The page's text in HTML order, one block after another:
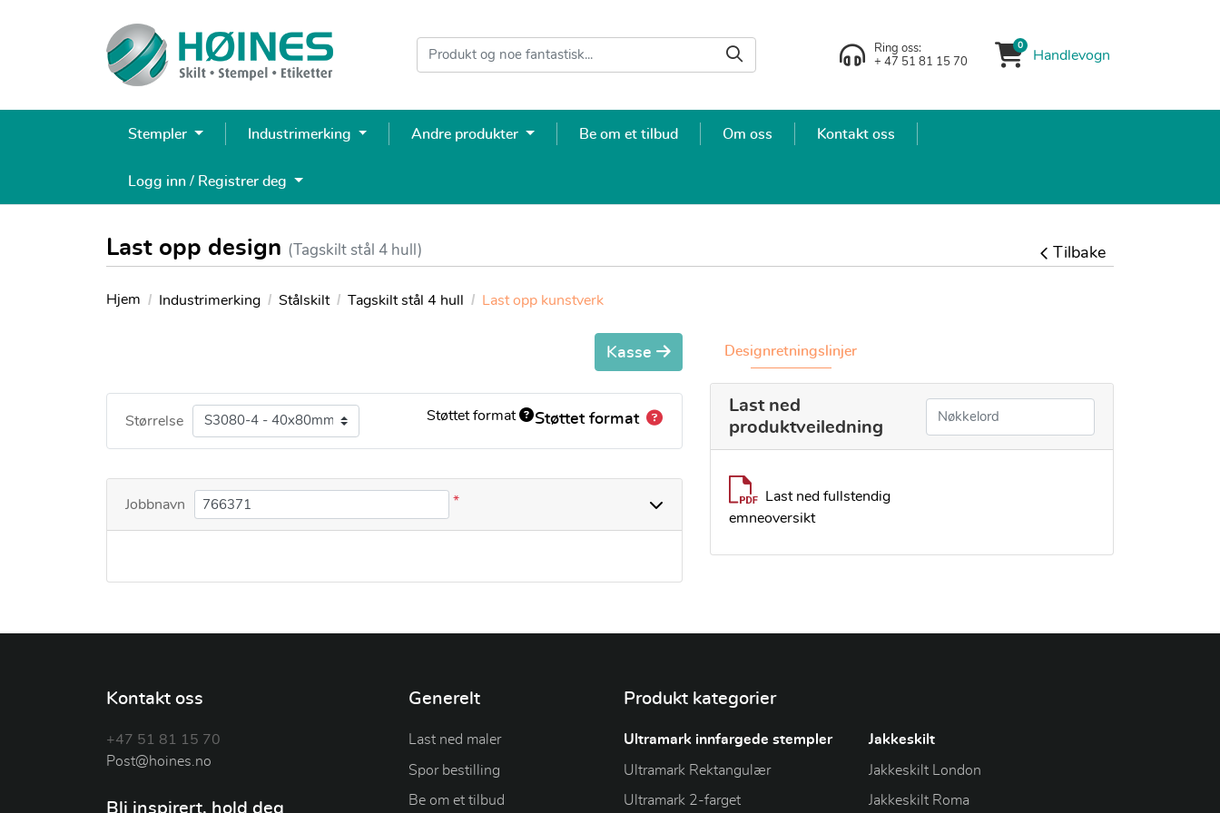
Ring oss:
+ 47 51 81 15 70
HandlevognHandlevogn
0
Stempler Industrimerking Andre produkter Be om et tilbud Om oss Kontakt oss
Logg inn / Registrer deg
Last opp design (Tagskilt stål 4 hull) Tilbake
Hjem Industrimerking Stålskilt Tagskilt stål 4 hull Last opp kunstverk
Designretningslinjer
Last ned
produktveiledning
Last ned fullstendig
emneoversikt
Kasse
Størrelse Støttet format Støttet format
Jobbnavn *
Kontakt oss
+47 51 81 15 70
Post@hoines.no
Bli inspirert, hold deg
Generelt
Last ned maler
Spor bestilling
Be om et tilbud
Produkt kategorier
Ultramark innfargede stempler
Ultramark Rektangulær
Ultramark 2-farget
Jakkeskilt
Jakkeskilt London
Jakkeskilt Roma